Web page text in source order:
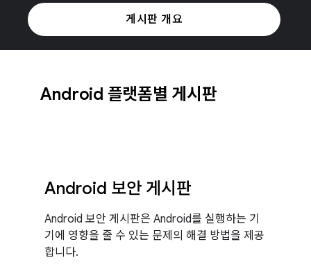
게시판 개요
Android 플랫폼별 게시판
Android 보안 게시판
Android 보안 게시판은 Android를 실행하는 기
기에 영향을 줄 수 있는 문제의 해결 방법을 제공
합니다.